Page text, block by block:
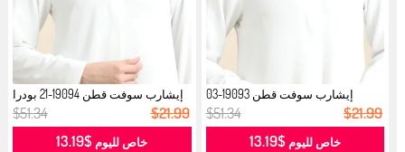
إيشارب سوفت قطن 19093-03
كريمي كحلي...
$51.34 $21.99
خاص لليوم$13.19
إيشارب سوفت قطن 19094-21 بودرا
وردي...
$51.34 $21.99
خاص لليوم $13.19